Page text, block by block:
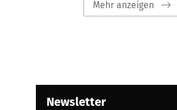
Mehr anzeigen
Newsletter